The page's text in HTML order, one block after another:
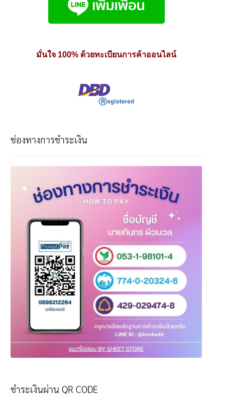
มั่นใจ 100% ด้วยทะเบียนการค้าออนไลน์
ช่องทางการชำระเงิน
ชำระเงินผ่าน QR CODE